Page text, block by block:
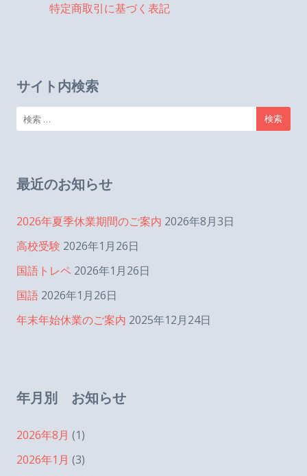
ゲ
ー
ョ
ン
特定商取引に基づく表記
サイト内検索
検
索:
最近のお知らせ
2026年夏季休業期間のご案内 2026年8月3日
高校受験 2026年1月26日
国語トレペ 2026年1月26日
国語 2026年1月26日
年末年始休業のご案内 2025年12月24日
年月別 お知らせ
2026年8月 (1)
2026年1月 (3)